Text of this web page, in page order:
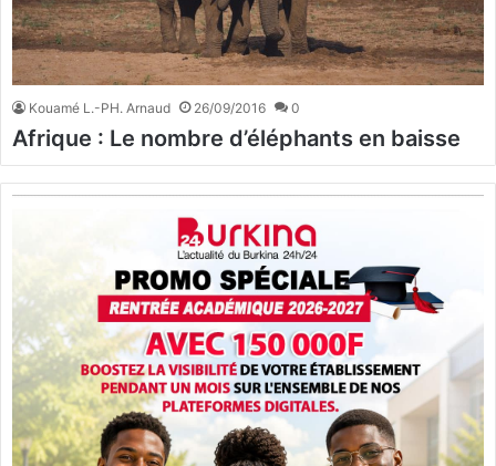
Kouamé L.-PH. Arnaud 26/09/2016 0
Afrique : Le nombre d’éléphants en baisse